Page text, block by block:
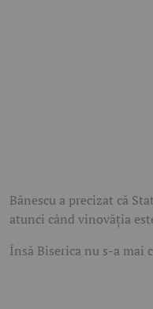
Bănescu a precizat că
atunci când vinovăţia
Însă Biserica nu s-a mai